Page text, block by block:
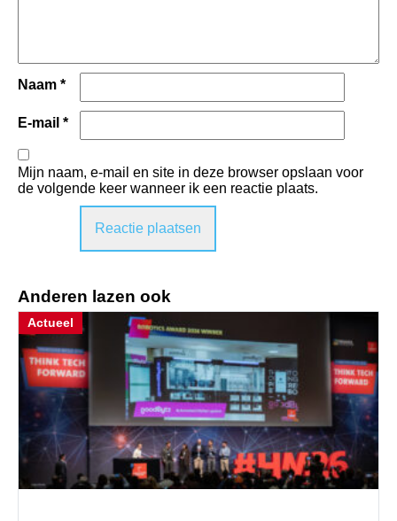
Naam *
E-mail *
Mijn naam, e-mail en site in deze browser opslaan voor
de volgende keer wanneer ik een reactie plaats.
Anderen lazen ook
Actueel